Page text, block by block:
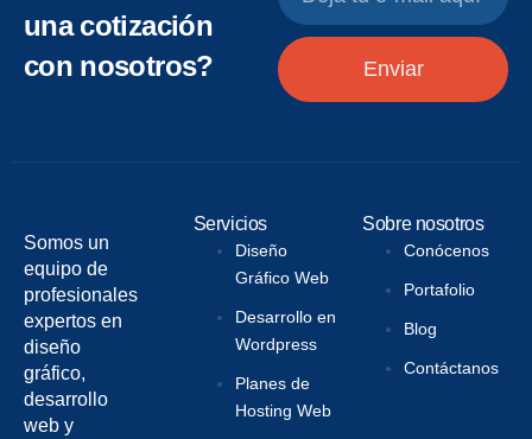
una cotización
con nosotros?
Enviar
Somos un
equipo de
profesionales
expertos en
diseño
gráfico,
desarrollo
web y
Servicios
Diseño
Gráfico Web
Desarrollo en
Wordpress
Planes de
Hosting Web
Sobre nosotros
Conócenos
Portafolio
Blog
Contáctanos